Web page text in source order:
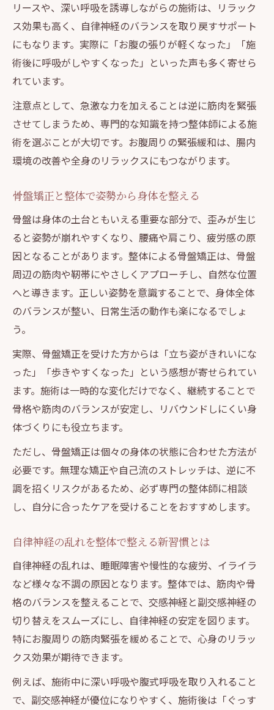
リースや、深い呼吸を誘導しながらの施術は、リラック
ス効果も高く、自律神経のバランスを取り戻すサポート
にもなります。実際に「お腹の張りが軽くなった」「施
術後に呼吸がしやすくなった」といった声も多く寄せら
れています。
注意点として、急激な力を加えることは逆に筋肉を緊張
させてしまうため、専門的な知識を持つ整体師による施
術を選ぶことが大切です。お腹周りの緊張緩和は、腸内
環境の改善や全身のリラックスにもつながります。
骨盤矯正と整体で姿勢から身体を整える
骨盤は身体の土台ともいえる重要な部分で、歪みが生じ
ると姿勢が崩れやすくなり、腰痛や肩こり、疲労感の原
因となることがあります。整体による骨盤矯正は、骨盤
周辺の筋肉や靭帯にやさしくアプローチし、自然な位置
へと導きます。正しい姿勢を意識することで、身体全体
のバランスが整い、日常生活の動作も楽になるでしょ
う。
実際、骨盤矯正を受けた方からは「立ち姿がきれいにな
った」「歩きやすくなった」という感想が寄せられてい
ます。施術は一時的な変化だけでなく、継続することで
骨格や筋肉のバランスが安定し、リバウンドしにくい身
体づくりにも役立ちます。
ただし、骨盤矯正は個々の身体の状態に合わせた方法が
必要です。無理な矯正や自己流のストレッチは、逆に不
調を招くリスクがあるため、必ず専門の整体師に相談
し、自分に合ったケアを受けることをおすすめします。
自律神経の乱れを整体で整える新習慣とは
自律神経の乱れは、睡眠障害や慢性的な疲労、イライラ
など様々な不調の原因となります。整体では、筋肉や骨
格のバランスを整えることで、交感神経と副交感神経の
切り替えをスムーズにし、自律神経の安定を図ります。
特にお腹周りの筋肉緊張を緩めることで、心身のリラッ
クス効果が期待できます。
例えば、施術中に深い呼吸や腹式呼吸を取り入れること
で、副交感神経が優位になりやすく、施術後は「ぐっす